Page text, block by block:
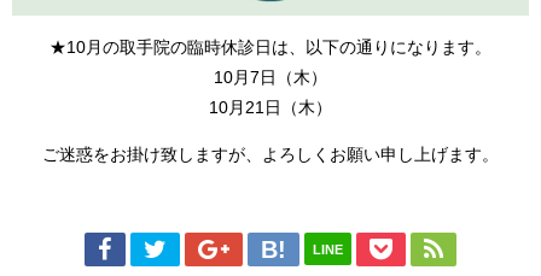
★10月の取手院の臨時休診日は、以下の通りになります。
10月7日（木）
10月21日（木）
ご迷惑をお掛け致しますが、よろしくお願い申し上げます。
LINE